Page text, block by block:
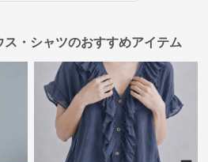
・シャツのおすすめアイテム